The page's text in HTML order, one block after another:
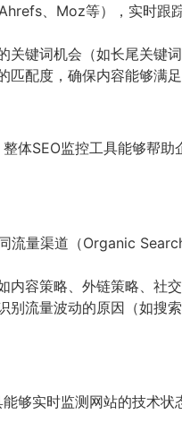
、Moz等），实时跟
键词机会（如长尾关键
匹配度，确保内容能够满
体SEO监控工具能够帮
量渠道（Organic
内容策略、外链策略、社
别流量波动的原因（如
够实时监测网站的技术